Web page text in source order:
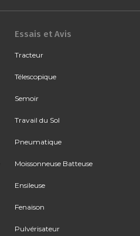
Essais et Avis
Tracteur
Télescopique
Semoir
Travail du Sol
Pneumatique
Moissonneuse Batteuse
Ensileuse
Fenaison
Pulvérisateur